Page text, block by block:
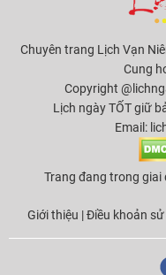
Chuyên trang Lịch Vạn
Cung
Copyright
Lịch ngày TỐT giữ
Email:
Trang đang trong giai
Giới thiệu |Điều khoản